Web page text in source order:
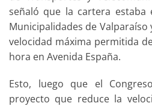
señaló que la cartera estaba
Municipalidades de
velocidad máxima permitida
hora en Avenida España.
Esto, luego que el
proyecto que reduce la